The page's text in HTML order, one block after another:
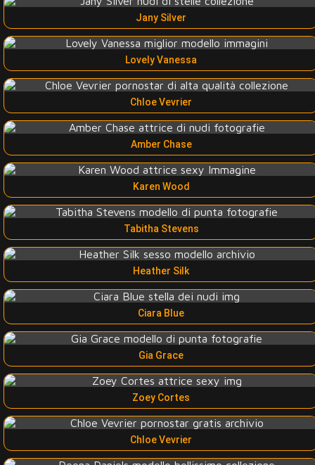
Jany Silver
Lovely Vanessa
Chloe Vevrier
Amber Chase
Karen Wood
Tabitha Stevens
Heather Silk
Ciara Blue
Gia Grace
Zoey Cortes
Chloe Vevrier